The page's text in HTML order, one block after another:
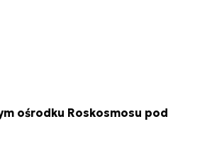
ośrodku Roskosmosu pod